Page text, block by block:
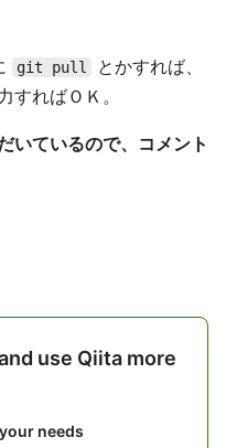
git pull
とかすれば、
すればＯＫ。
いているので、コメント
use Qiita more
needs